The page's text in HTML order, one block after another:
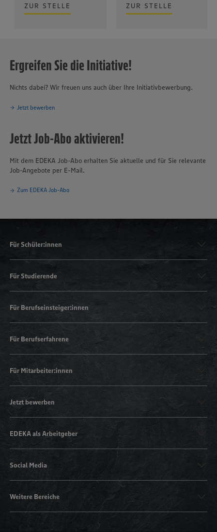
ZUR STELLE ZUR STELLE
Ergreifen Sie die Initiative!
Nichts dabei? Wir freuen uns auch über Ihre Initiativbewerbung.
Jetzt bewerben
Jetzt Job-Abo aktivieren!
Mit dem EDEKA Job-Abo erhalten Sie aktuelle und für Sie relevante
Job-Angebote per E-Mail.
Zum EDEKA Job-Abo
Für Schüler:innen
Für Studierende
Für Berufseinsteiger:innen
Für Berufserfahrene
Für Mitarbeiter:innen
Jetzt bewerben
EDEKA als Arbeitgeber
Social Media
Weitere Bereiche